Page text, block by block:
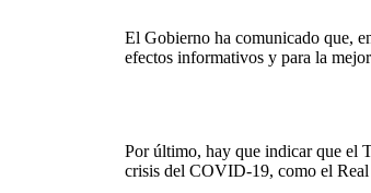
El Gobierno ha comunicado que,
efectos informativos y para la
Por último, hay que indicar que el
crisis del COVID-19, como el Real